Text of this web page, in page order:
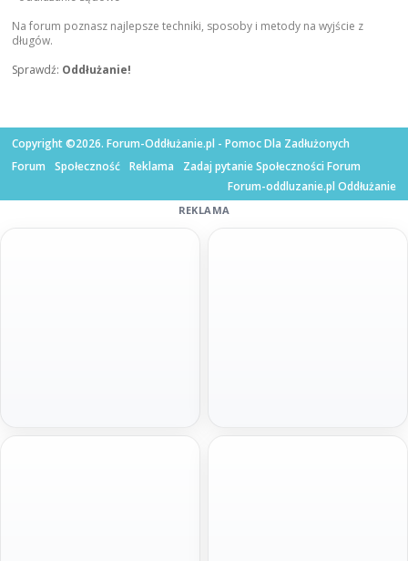
Na forum poznasz najlepsze techniki, sposoby i metody na wyjście z
długów.
Sprawdź: Oddłużanie!
Copyright ©2026. Forum-Oddłużanie.pl - Pomoc Dla Zadłużonych
Forum
Społeczność Reklama
Zadaj pytanie Społeczności Forum
Forum-oddluzanie.pl Oddłużanie
REKLAMA